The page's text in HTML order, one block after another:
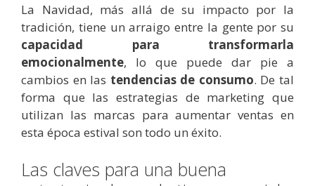
La Navidad, más allá de su impacto por la
tradición, tiene un arraigo entre la gente por su
capacidad para transformarla
emocionalmente, lo que puede dar pie a
cambios en las tendencias de consumo. De tal
forma que las estrategias de marketing que
utilizan las marcas para aumentar ventas en
esta época estival son todo un éxito.
Las claves para una buena